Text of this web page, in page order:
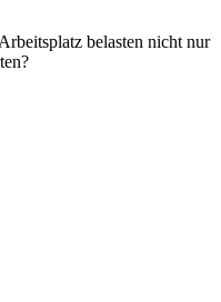
belasten nicht nur